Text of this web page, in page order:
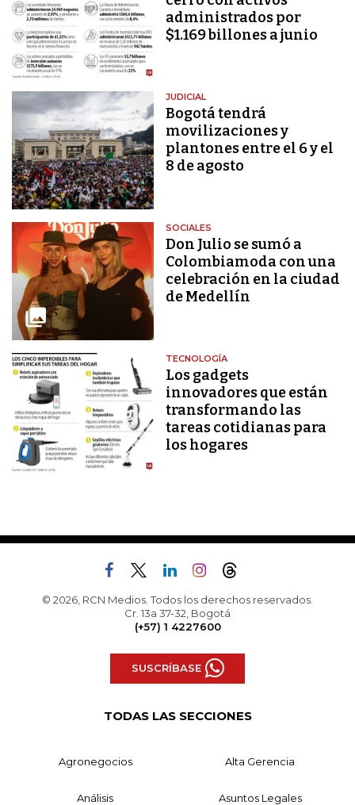
administrados por
$1.169 billones a junio
JUDICIAL
Bogotá tendrá
movilizaciones y
plantones entre el 6 y el
8 de agosto
SOCIALES
Don Julio se sumó a
Colombiamoda con una
celebración en la ciudad
de Medellín
TECNOLOGÍA
Los gadgets
innovadores que están
transformando las
tareas cotidianas para
los hogares
© 2026, RCN Medios. Todos los derechos reservados.
Cr. 13a 37-32, Bogotá
(+57) 1 4227600
SUSCRÍBASE
TODAS LAS SECCIONES
Agronegocios Alta Gerencia
Análisis Asuntos Legales